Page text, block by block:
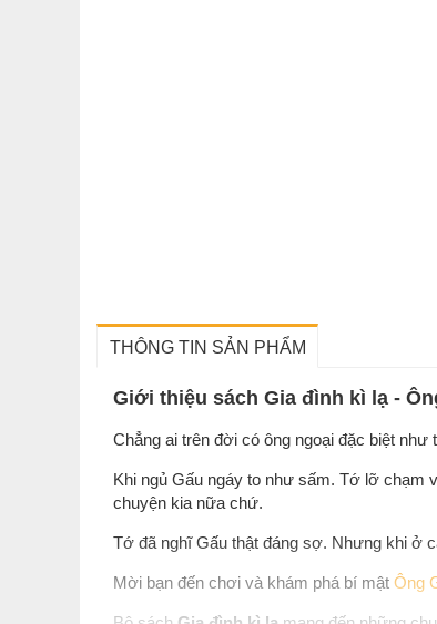
THÔNG TIN SẢN PHẨM
Giới thiệu sách Gia đình kì lạ -
Chẳng ai trên đời có ông ngoại đặc biệt
Khi ngủ Gấu ngáy to như sấm. Tớ lỡ chạm
chuyện kia nữa chứ.
Tớ đã nghĩ Gấu thật đáng sợ. Nhưng khi ở
Mời bạn đến chơi và khám phá bí mật Ông